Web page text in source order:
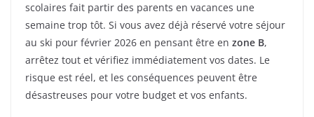
scolaires fait partir des parents en vacances une
semaine trop tôt. Si vous avez déjà réservé votre séjour
au ski pour février 2026 en pensant être en zone B,
arrêtez tout et vérifiez immédiatement vos dates. Le
risque est réel, et les conséquences peuvent être
désastreuses pour votre budget et vos enfants.